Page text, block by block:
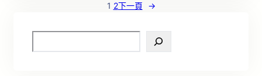
1 2下一頁 →
e